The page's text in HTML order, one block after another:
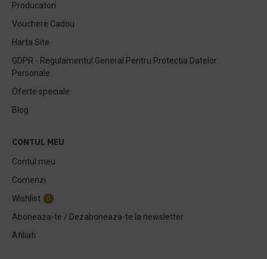
Producatori
Vouchere Cadou
Harta Site
GDPR - Regulamentul General Pentru Protectia Datelor
Personale
Oferte speciale
Blog
CONTUL MEU
Contul meu
Comenzi
Wishlist
0
Aboneaza-te / Dezaboneaza-te la newsletter
Afiliati